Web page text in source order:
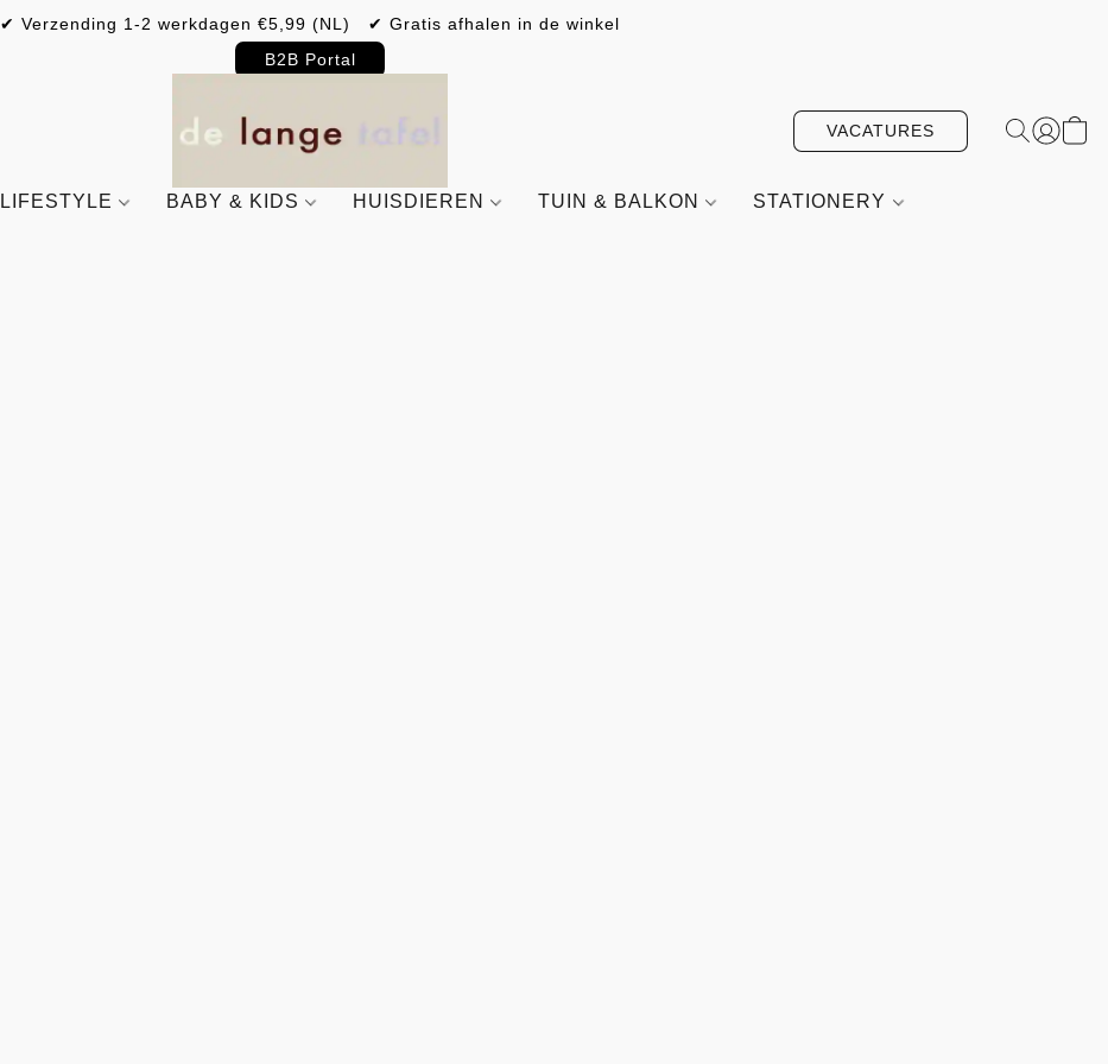
✔ Verzending 1-2 werkdagen €5,99 (NL) ✔ Gratis afhalen in de winkel
B2B Portal
VACATURES
LIFESTYLE BABY & KIDS HUISDIEREN TUIN & BALKON STATIONERY